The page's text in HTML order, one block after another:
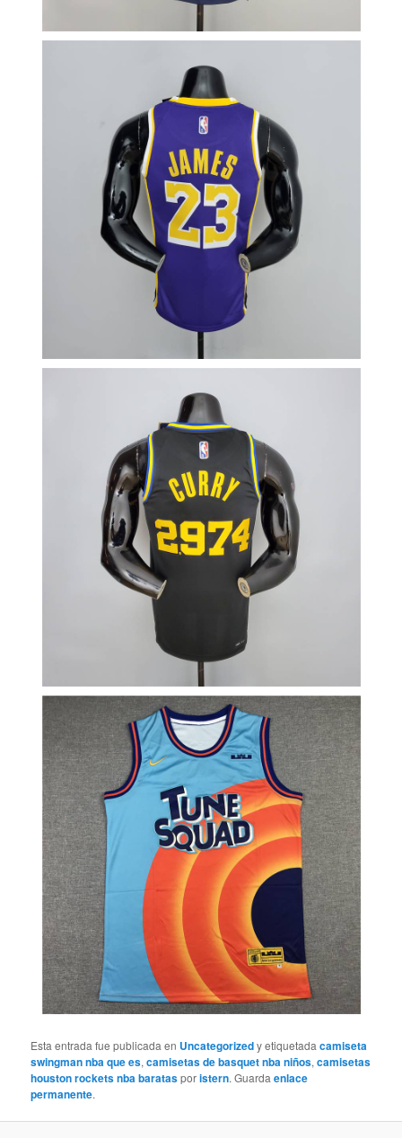
Esta entrada fue publicada en Uncategorizedy etiquetadacamiseta
swingman nba que es,camisetas de basquet nba niños,camisetas
houston rockets nba baratasporistern. Guardaenlace
permanente.